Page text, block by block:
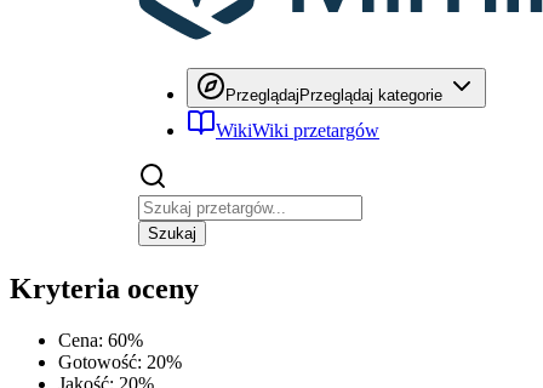
Przeglądaj Przeglądaj kategorie
WikiWiki przetargów
Szukaj
Kryteria oceny
Cena: 60%
Gotowość: 20%